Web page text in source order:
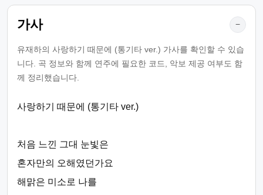
가사 −
유재하의 사랑하기 때문에 (통기타 ver.) 가사를 확인할 수 있습
니다. 곡 정보와 함께 연주에 필요한 코드, 악보 제공 여부도 함
께 정리했습니다.
사랑하기 때문에 (통기타 ver.)
처음 느낀 그대 눈빛은
혼자만의 오해였던가요
해맑은 미소로 나를